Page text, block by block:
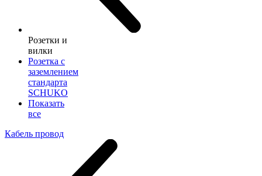
Розетки и
вилки
Розетка с
заземлением
стандарта
SCHUKO
Показать
все
Кабель провод